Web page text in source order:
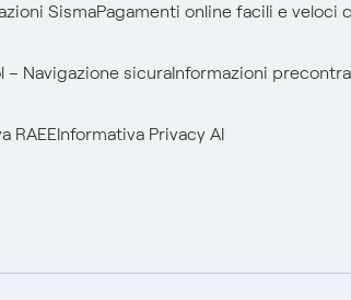
SismaPagamenti online facili e veloci
– Navigazione sicuraInformazioni
RAEEInformativa Privacy AI